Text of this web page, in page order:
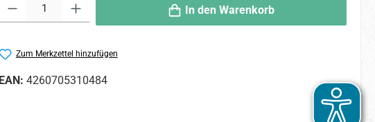
In den Warenkorb
Zum Merkzettel hinzufügen
EAN: 4260705310484